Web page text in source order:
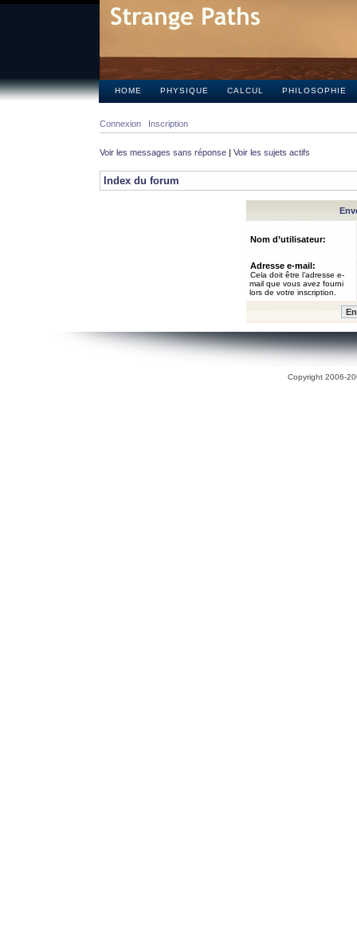
HOME PHYSIQUE CALCUL PHILOSOPHIE
Connexion Inscription
Voir les messages sans réponse | Voir les sujets actifs
Index du forum
Nom d’utilisateur:
Adresse e-mail:
Cela doit être l’adresse e-
mail que vous avez fourni
lors de votre inscription.
Copyright 2006-